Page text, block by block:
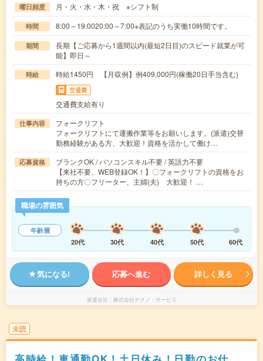
曜日頻度 月・火・水・木・祝 ※シフト制
時間 8:00～19:0020:00～7:00※表記のうち実働10時間です。
期間
長期【ご応募から1週間以内(最短2日目)のスピード就業が可
能】即日～
時給 時給1450円 【月収例】例409,000円(稼働20日手当含む)
交通費
交通費支給有り
仕事内容
フォークリフト
フォークリフトにて運搬作業等をお願いします。(派遣)交替
勤務経験がある方、大歓迎！資格を活かして働け…
応募資格
ブランクOK / パソコンスキル不要 / 英語力不要
【来社不要、WEB登録OK！】〇フォークリフトの資格をお
持ちの方〇フリーター、主婦(夫) 大歓迎！ …
職場の雰囲気
年齢層
20代
30代 40代 50代 60代
気になる! 応募へ進む 詳しく見る
派遣会社 株式会社テクノ・サービス
未読